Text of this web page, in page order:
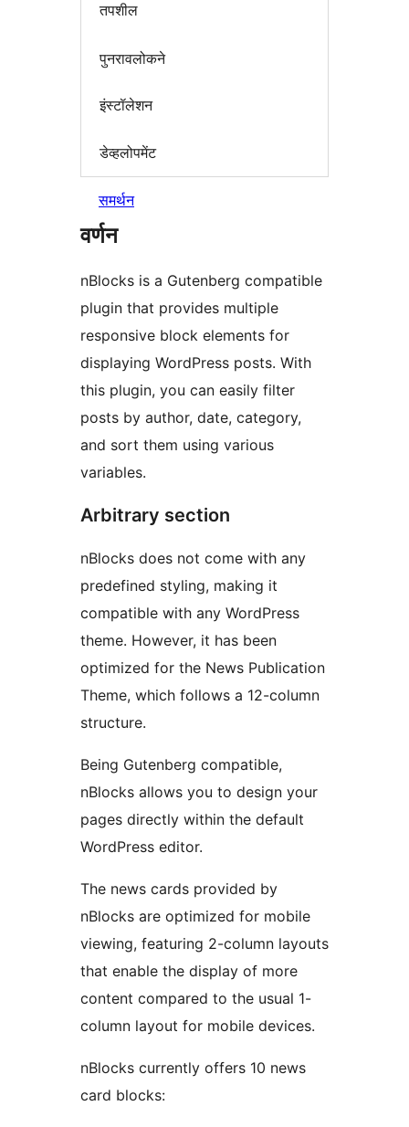
तपशील
पुनरावलोकने
इंस्टॉलेशन
डेव्हलोपमेंट
समर्थन
वर्णन
nBlocks is a Gutenberg compatible
plugin that provides multiple
responsive block elements for
displaying WordPress posts. With
this plugin, you can easily filter
posts by author, date, category,
and sort them using various
variables.
Arbitrary section
nBlocks does not come with any
predefined styling, making it
compatible with any WordPress
theme. However, it has been
optimized for the News Publication
Theme, which follows a 12-column
structure.
Being Gutenberg compatible,
nBlocks allows you to design your
pages directly within the default
WordPress editor.
The news cards provided by
nBlocks are optimized for mobile
viewing, featuring 2-column layouts
that enable the display of more
content compared to the usual 1-
column layout for mobile devices.
nBlocks currently offers 10 news
card blocks: